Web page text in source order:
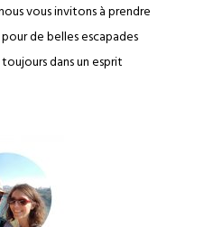
vous invitons à prendre
de belles escapades
dans un esprit